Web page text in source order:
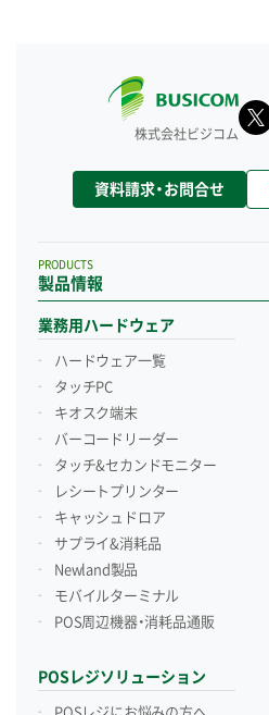
株式会社ビジコム
資料請求・お問合せ
製品情報
PRODUCTS
業務用ハードウェア
ハードウェア一覧
タッチPC
キオスク端末
バーコードリーダー
タッチ&セカンドモニター
レシートプリンター
キャッシュドロア
サプライ&消耗品
Newland製品
モバイルターミナル
POS周辺機器・消耗品通販
POSレジソリューション
POSレジにお悩みの方へ